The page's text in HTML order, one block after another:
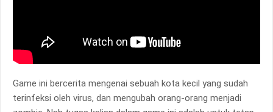
Game ini bercerita mengenai sebuah kota kecil yang sudah
terinfeksi oleh virus, dan mengubah orang-orang menjadi